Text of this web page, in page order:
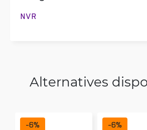
NVR
Alternatives
-6% -6%